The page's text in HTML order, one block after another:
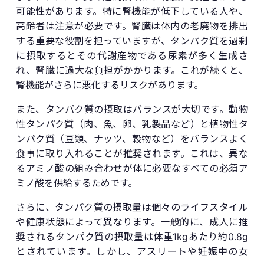
可能性があります。特に腎機能が低下している人や、
高齢者は注意が必要です。腎臓は体内の老廃物を排出
する重要な役割を担っていますが、タンパク質を過剰
に摂取するとその代謝産物である尿素が多く生成さ
れ、腎臓に過大な負担がかかります。これが続くと、
腎機能がさらに悪化するリスクがあります。
また、タンパク質の摂取はバランスが大切です。動物
性タンパク質（肉、魚、卵、乳製品など）と植物性タ
ンパク質（豆類、ナッツ、穀物など）をバランスよく
食事に取り入れることが推奨されます。これは、異な
るアミノ酸の組み合わせが体に必要なすべての必須ア
ミノ酸を供給するためです。
さらに、タンパク質の摂取量は個々のライフスタイル
や健康状態によって異なります。一般的に、成人に推
奨されるタンパク質の摂取量は体重1kgあたり約0.8g
とされています。しかし、アスリートや妊娠中の女